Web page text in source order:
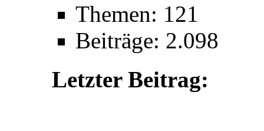
Themen: 121
Beiträge: 2.098
Letzter Beitrag: